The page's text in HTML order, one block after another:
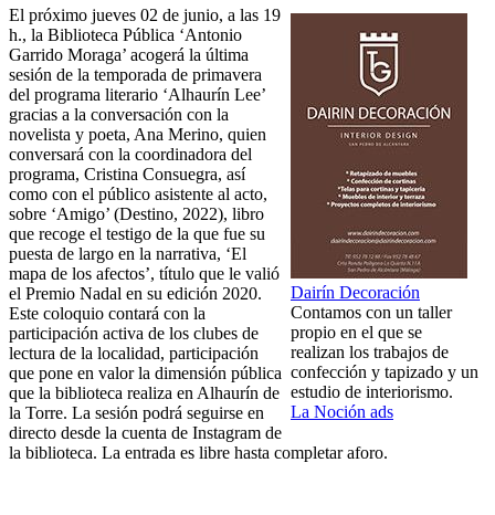
Dairín Decoración
Contamos con un taller
propio en el que se
realizan los trabajos de
confección y tapizado y un
estudio de interiorismo.
La Noción ads
El próximo jueves 02 de junio, a las 19
h., la Biblioteca Pública ‘Antonio
Garrido Moraga’ acogerá la última
sesión de la temporada de primavera
del programa literario ‘Alhaurín Lee’
gracias a la conversación con la
novelista y poeta, Ana Merino, quien
conversará con la coordinadora del
programa, Cristina Consuegra, así
como con el público asistente al acto,
sobre ‘Amigo’ (Destino, 2022), libro
que recoge el testigo de la que fue su
puesta de largo en la narrativa, ‘El
mapa de los afectos’, título que le valió
el Premio Nadal en su edición 2020.
Este coloquio contará con la
participación activa de los clubes de
lectura de la localidad, participación
que pone en valor la dimensión pública
que la biblioteca realiza en Alhaurín de
la Torre. La sesión podrá seguirse en
directo desde la cuenta de Instagram de
la biblioteca. La entrada es libre hasta completar aforo.